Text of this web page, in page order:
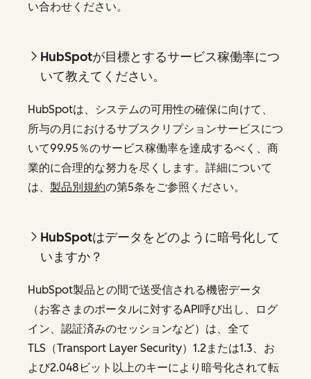
い合わせください。
HubSpotが目標とするサービス稼働率につ
いて教えてください。
HubSpotは、システムの可用性の確保に向けて、
所与の月におけるサブスクリプションサービスにつ
いて99.95％のサービス稼働率を達成するべく、商
業的に合理的な努力を尽くします。詳細について
は、 製品別規約の第5条をご参照ください。
HubSpotはデータをどのように暗号化して
いますか？
HubSpot製品との間で送受信される機密データ
（お客さまのポータルに対するAPI呼び出し、ログ
イン、認証済みのセッションなど）は、全て
TLS（Transport Layer Security）1.2または1.3、お
よび2.048ビット以上のキーにより暗号化されて転